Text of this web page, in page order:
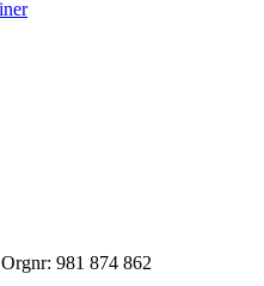
981 874 862